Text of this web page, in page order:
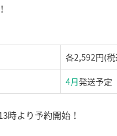
各2,592円(税
4月発送予定
時より予約開始！